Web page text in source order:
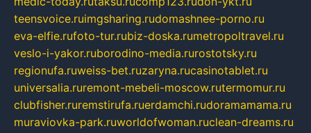
teensvoice.ruimgsharing.rudomashnee-porno.ru
eva-elfie.rufoto-tur.rubiz-doska.rumetropoltravel.ru
veslo-i-yakor.ruborodino-media.rurostotsky.ru
regionufa.ruweiss-bet.ruzaryna.rucasinotablet.ru
universalia.ruremont-mebeli-moscow.rutermomur.ru
clubfisher.ruremstirufa.ruerdamchi.rudoramamama.ru
muraviovka-park.ruworldofwoman.ruclean-dreams.ru